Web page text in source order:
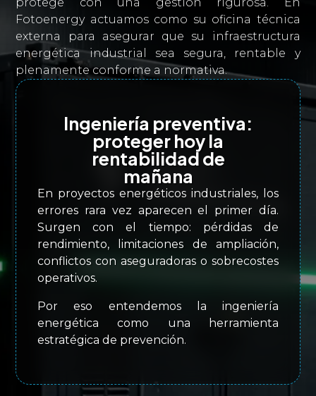
Fotoenergy actuamos como su oficina técnica
externa para asegurar que su infraestructura
energética industrial sea segura, rentable y
plenamente conforme a normativa.
Ingeniería preventiva:
proteger hoy la
rentabilidad de
mañana
En proyectos energéticos industriales, los
errores rara vez aparecen el primer día.
Surgen con el tiempo: pérdidas de
rendimiento, limitaciones de ampliación,
conflictos con aseguradoras o sobrecostes
operativos.
Por eso entendemos la ingeniería
energética como una herramienta
estratégica de prevención.